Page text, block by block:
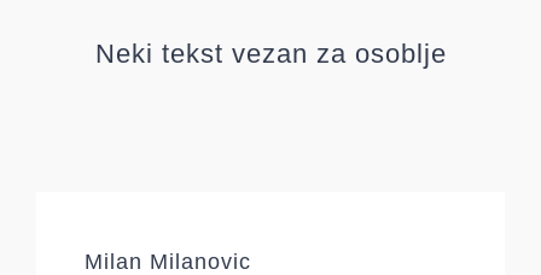
Neki tekst vezan za osoblje
Milan Milanovic